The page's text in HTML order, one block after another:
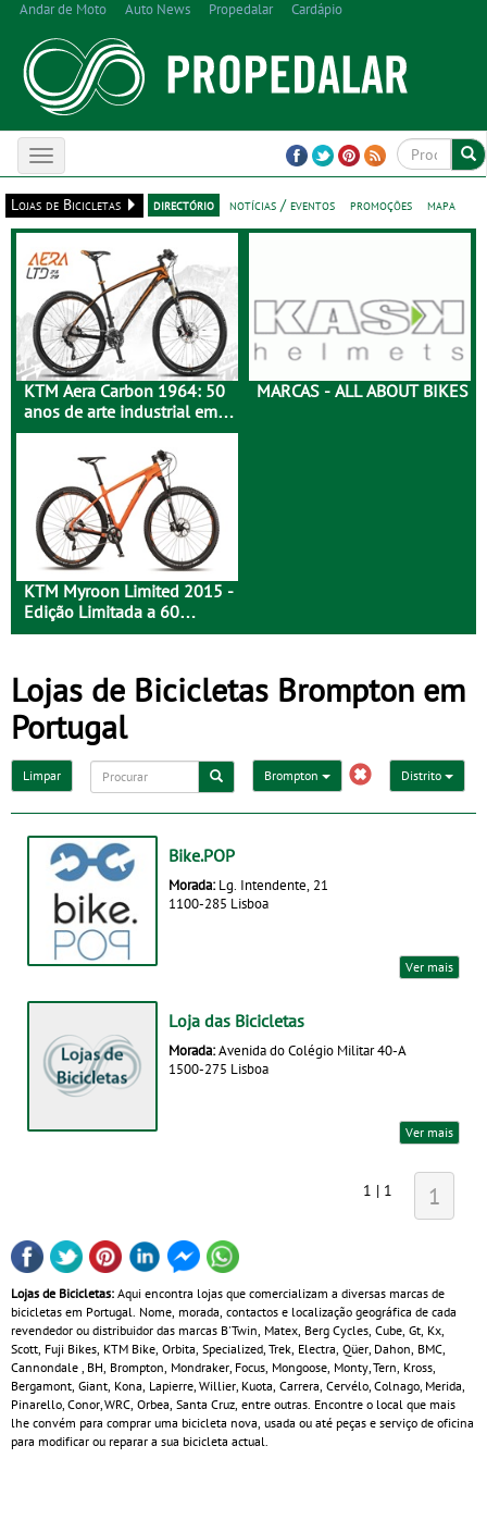
Andar de Moto Auto News Propedalar Cardápio
Toggle
navigation
Lojas de Bicicletas
directório notícias / eventos promoções mapa
KTM Aera Carbon 1964: 50
anos de arte industrial em
carbono
MARCAS - ALL ABOUT BIKES
KTM Myroon Limited 2015 -
Edição Limitada a 60
Unidades
Lojas de Bicicletas Brompton em
Portugal
Limpar Brompton Distrito
Bike.POP
Morada: Lg. Intendente, 21
1100-285 Lisboa
Ver mais
Loja das Bicicletas
Morada:Avenida do Colégio Militar 40-A
1500-275 Lisboa
Ver mais
1 | 1 1
Lojas de Bicicletas: Aqui encontra lojas que comercializam a diversas marcas de
bicicletas em Portugal. Nome, morada, contactos e localização geográfica de cada
revendedor ou distribuidor das marcas B'Twin, Matex, Berg Cycles, Cube, Gt, Kx,
Scott, Fuji Bikes, KTM Bike, Orbita, Specialized, Trek, Electra, Qüer, Dahon, BMC,
Cannondale , BH, Brompton, Mondraker, Focus, Mongoose, Monty, Tern, Kross,
Bergamont, Giant, Kona, Lapierre, Willier, Kuota, Carrera, Cervélo, Colnago, Merida,
Pinarello, Conor, WRC, Orbea, Santa Cruz, entre outras. Encontre o local que mais
lhe convém para comprar uma bicicleta nova, usada ou até peças e serviço de oficina
para modificar ou reparar a sua bicicleta actual.